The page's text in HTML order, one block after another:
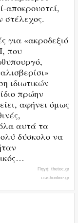
αποκρουστεί,
στέλεχος.
για «ακροδεξιό
που
ιδιωτικών
πρώην
αφήνει όμως
αυτά τα
δύσκολο να
Πηγή: thetoc.gr
crashonline.gr